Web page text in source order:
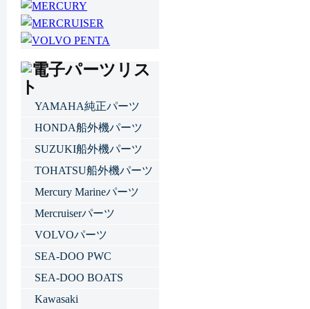
YAMAHA純正パーツ
HONDA船外機パーツ
SUZUKI船外機パーツ
TOHATSU船外機パーツ
Mercury Marineパーツ
Mercruiserパーツ
VOLVOパーツ
SEA-DOO PWC
SEA-DOO BOATS
Kawasaki